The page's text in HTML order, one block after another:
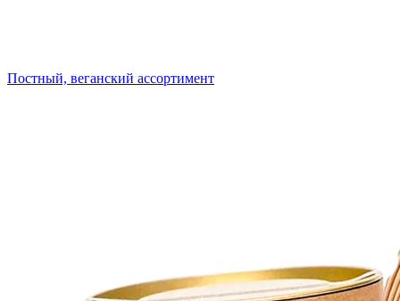
Постный, веганский ассортимент